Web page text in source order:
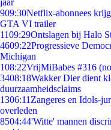
jaar
909:30Netflix-abonnees
GTA VI trailer
1109:29Ontslagen bij Halo
4609:22Progressieve
Michigan
108:22VrijMiBabes #316
3408:18Wakker Dier dient
duurzaamheidsclaims
1306:11 Zangeres en Idols-
overleden
8504:44'Witte' mannen